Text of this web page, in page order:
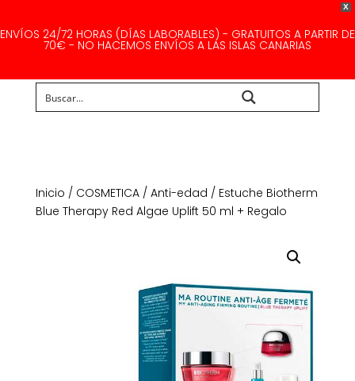
X
ENVÍOS 24/72 HORAS (DÍAS LABORABLES) - GRATUITOS A PARTIR DE
70€ - NO HACEMOS ENVÍOS A LAS ISLAS CANARIAS
Inicio / COSMETICA/ Anti-edad / Estuche Biotherm
Blue Therapy Red Algae Uplift 50 ml + Regalo